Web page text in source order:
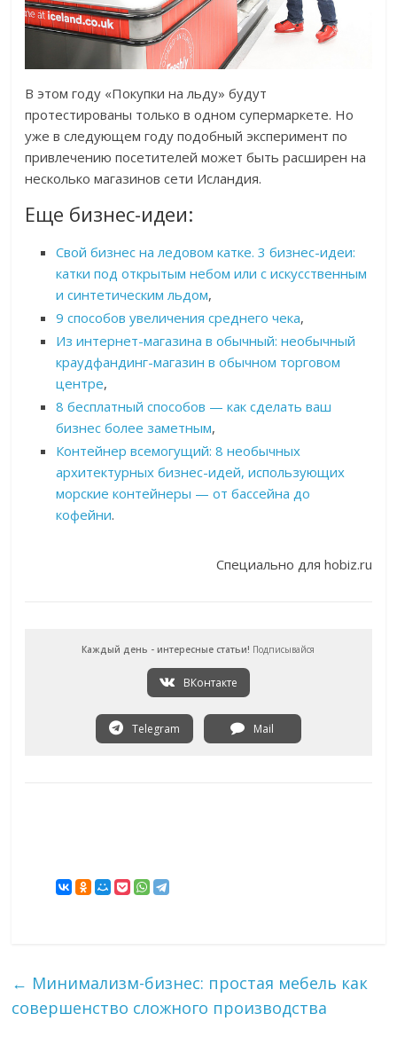
В этом году «Покупки на льду» будут
протестированы только в одном супермаркете. Но
уже в следующем году подобный эксперимент по
привлечению посетителей может быть расширен на
несколько магазинов сети Исландия.
Еще бизнес-идеи:
Свой бизнес на ледовом катке. 3 бизнес-идеи:
катки под открытым небом или с искусственным
и синтетическим льдом,
9 способов увеличения среднего чека,
Из интернет-магазина в обычный: необычный
краудфандинг-магазин в обычном торговом
центре,
8 бесплатный способов — как сделать ваш
бизнес более заметным,
Контейнер всемогущий: 8 необычных
архитектурных бизнес-идей, использующих
морские контейнеры — от бассейна до
кофейни.
Специально для hobiz.ru
Каждый день - интересные статьи! Подписывайся
ВКонтакте
Telegram Mail
← Минимализм-бизнес: простая мебель как
совершенство сложного производства